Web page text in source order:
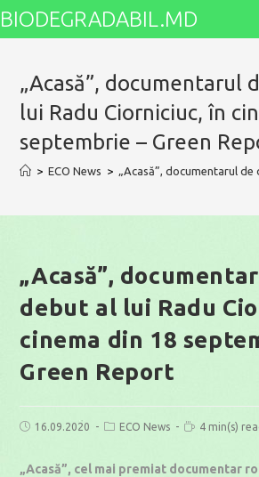
Skip
BIODEGRADABIL.MD
„Acasă”, documentarul
lui Radu Ciorniciuc, în
septembrie – Green
> ECO News > „Acasă”, documentarul
„Acasă”,
debut al lui Radu
cinema din 18
Green Report
Post16.09.2020
PostECO News
Reading
4 min(s)
„Acasă”, cel mai premiat documentar